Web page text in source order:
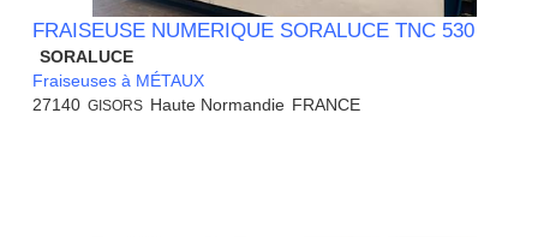
FRAISEUSE NUMERIQUE SORALUCE TNC 530
SORALUCE
Fraiseuses à MÉTAUX
27140 GISORS Haute Normandie FRANCE